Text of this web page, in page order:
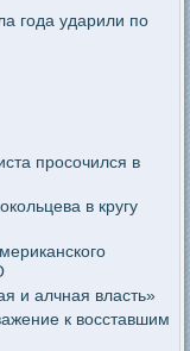
года ударили по
просочился в
в кругу
и алчная власть»
к восставшим